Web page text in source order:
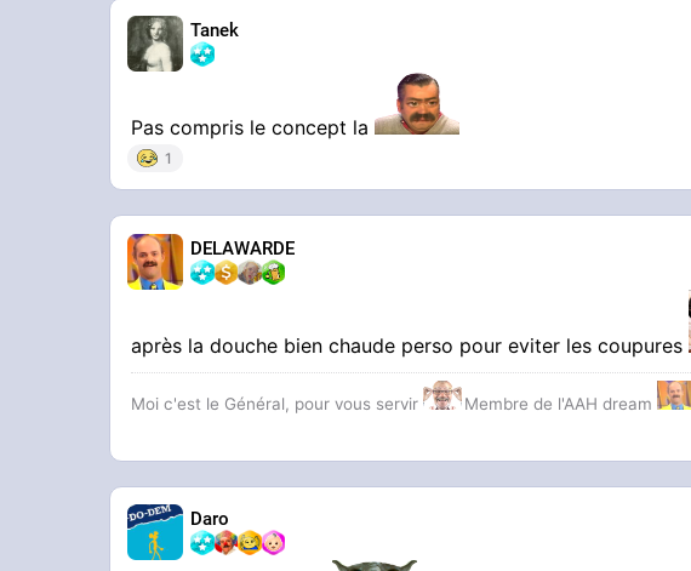
Tanek
Pas compris le concept la
1
DELAWARDE
après la douche bien chaude perso pour eviter les coupures
Moi c'est le Général, pour vous servir Membre de l'AAH dream
Daro